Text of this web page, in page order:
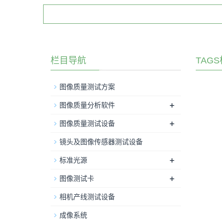
TAGS
栏目导航
图像质量测试方案
图像质量分析软件 +
图像质量测试设备 +
镜头及图像传感器测试设备
标准光源 +
图像测试卡 +
相机产线测试设备
成像系统